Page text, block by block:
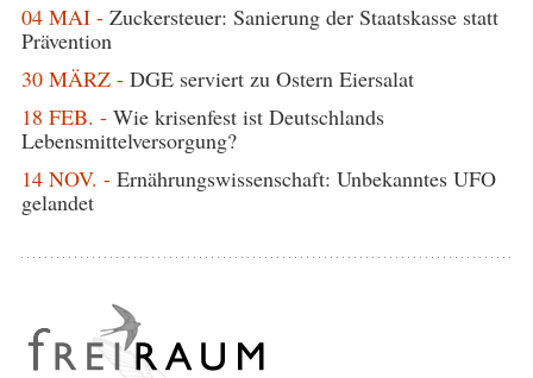
04 MAI - Zuckersteuer: Sanierung der Staatskasse statt
Prävention
30 MÄRZ - DGE serviert zu Ostern Eiersalat
18 FEB. - Wie krisenfest ist Deutschlands
Lebensmittelversorgung?
14 NOV. - Ernährungswissenschaft: Unbekanntes UFO
gelandet